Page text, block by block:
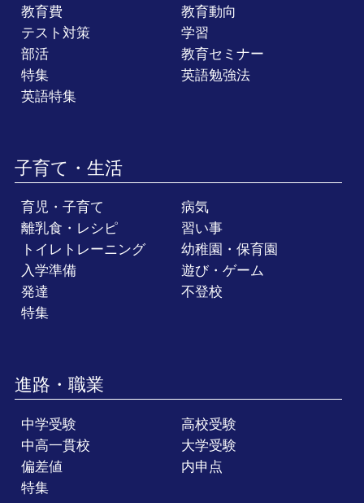
教育費
教育動向
テスト対策
学習
部活
教育セミナー
特集
英語勉強法
英語特集
子育て・生活
育児・子育て
病気
離乳食・レシピ
習い事
トイレトレーニング
幼稚園・保育園
入学準備
遊び・ゲーム
発達
不登校
特集
進路・職業
中学受験
高校受験
中高一貫校
大学受験
偏差値
内申点
特集